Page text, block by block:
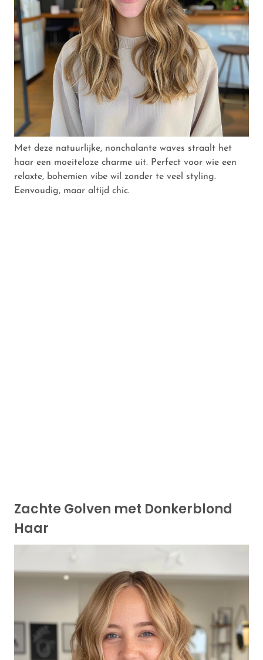
Met deze natuurlijke, nonchalante waves straalt het
haar een moeiteloze charme uit. Perfect voor wie een
relaxte, bohemien vibe wil zonder te veel styling.
Eenvoudig, maar altijd chic.
Zachte Golven met Donkerblond
Haar